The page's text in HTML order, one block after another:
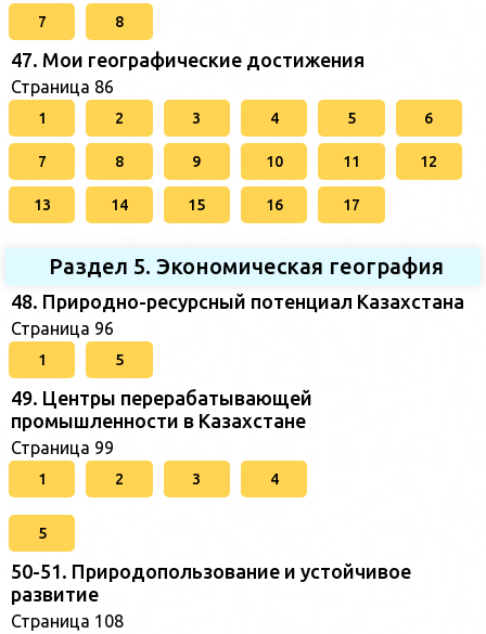
7 8
47. Мои географические достижения
Страница 86
1 2 3 4 5 6
7 8 9 10 11 12
13 14 15 16 17
Раздел 5. Экономическая география
48. Природно-ресурсный потенциал Казахстана
Страница 96
1 5
49. Центры перерабатывающей
промышленности в Казахстане
Страница 99
1 2 3 4
5
50-51. Природопользование и устойчивое
развитие
Страница 108